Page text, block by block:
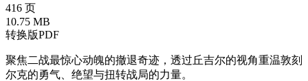
416 页
10.75 MB
转换版PDF
聚焦二战最惊心动魄的撤退奇迹，透过丘吉尔的视角重温敦刻
尔克的勇气、绝望与扭转战局的力量。